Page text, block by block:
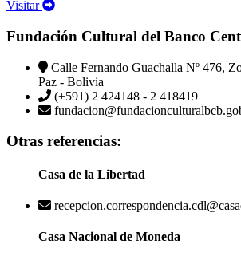
Visitar
Fundación Cultural del Banco
Calle Fernando Guachalla Nº 476,
Paz - Bolivia
(+591) 2 424148 - 2 418419
Otras referencias:
Casa de la Libertad
Casa Nacional de Moneda